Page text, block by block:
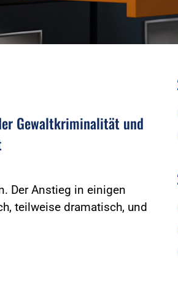
Gewaltkriminalität und
Der Anstieg in einigen
teilweise dramatisch, und